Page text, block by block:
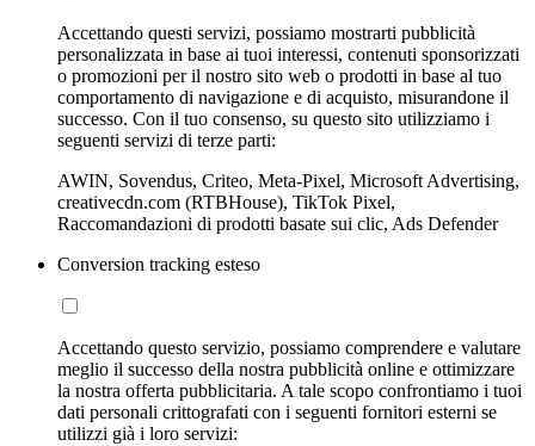
Accettando questi servizi, possiamo mostrarti pubblicità
personalizzata in base ai tuoi interessi, contenuti sponsorizzati
o promozioni per il nostro sito web o prodotti in base al tuo
comportamento di navigazione e di acquisto, misurandone il
successo. Con il tuo consenso, su questo sito utilizziamo i
seguenti servizi di terze parti:
AWIN, Sovendus, Criteo, Meta-Pixel, Microsoft Advertising,
creativecdn.com (RTBHouse), TikTok Pixel,
Raccomandazioni di prodotti basate sui clic, Ads Defender
Conversion tracking esteso
Accettando questo servizio, possiamo comprendere e valutare
meglio il successo della nostra pubblicità online e ottimizzare
la nostra offerta pubblicitaria. A tale scopo confrontiamo i tuoi
dati personali crittografati con i seguenti fornitori esterni se
utilizzi già i loro servizi: